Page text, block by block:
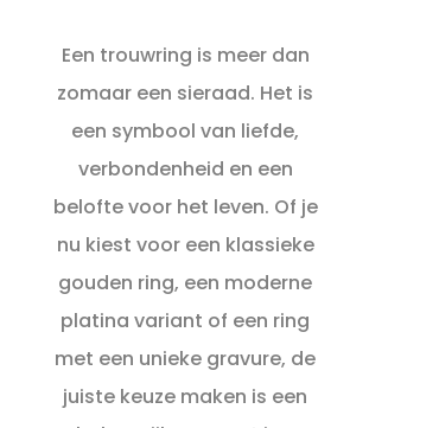
Een trouwring is meer dan
zomaar een sieraad. Het is
een symbool van liefde,
verbondenheid en een
belofte voor het leven. Of je
nu kiest voor een klassieke
gouden ring, een moderne
platina variant of een ring
met een unieke gravure, de
juiste keuze maken is een